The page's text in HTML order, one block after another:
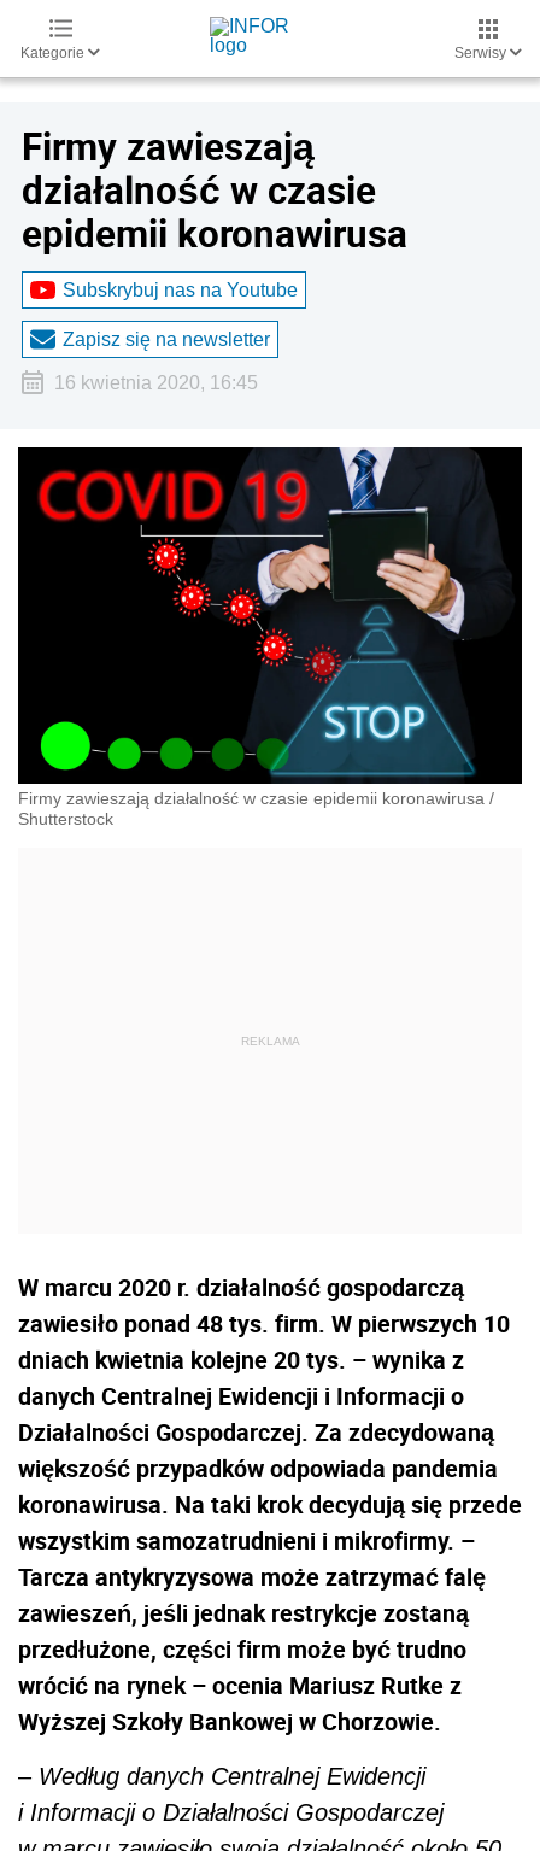
Kategorie Serwisy
Firmy zawieszają
działalność w czasie
epidemii koronawirusa
Subskrybuj nas na Youtube
Zapisz się na newsletter
16 kwietnia 2020, 16:45
Firmy zawieszają działalność w czasie epidemii koronawirusa /
Shutterstock
W marcu 2020 r. działalność gospodarczą
zawiesiło ponad 48 tys. firm. W pierwszych 10
dniach kwietnia kolejne 20 tys. – wynika z
danych Centralnej Ewidencji i Informacji o
Działalności Gospodarczej. Za zdecydowaną
większość przypadków odpowiada pandemia
koronawirusa. Na taki krok decydują się przede
wszystkim samozatrudnieni i mikrofirmy. –
Tarcza antykryzysowa może zatrzymać falę
zawieszeń, jeśli jednak restrykcje zostaną
przedłużone, części firm może być trudno
wrócić na rynek – ocenia Mariusz Rutke z
Wyższej Szkoły Bankowej w Chorzowie.
–Według danych Centralnej Ewidencji
i Informacji o Działalności Gospodarczej